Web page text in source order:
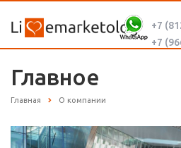
+7
+7
Главное
Главная О компании